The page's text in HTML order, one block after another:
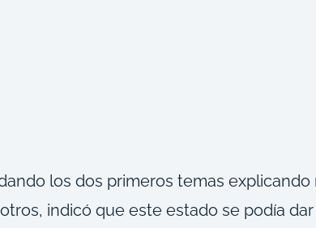
los dos primeros temas
indicó que este estado se podía